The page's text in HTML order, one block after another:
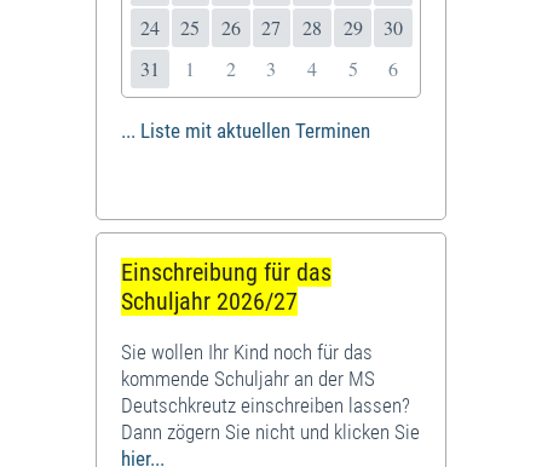
24
25 26 27 28 29
30
31
1 2 3 4 5 6
... Liste mit aktuellen Terminen
Einschreibung für das
Schuljahr 2026/27
Sie wollen Ihr Kind noch für das
kommende Schuljahr an der MS
Deutschkreutz einschreiben lassen?
Dann zögern Sie nicht und klicken Sie
hier...